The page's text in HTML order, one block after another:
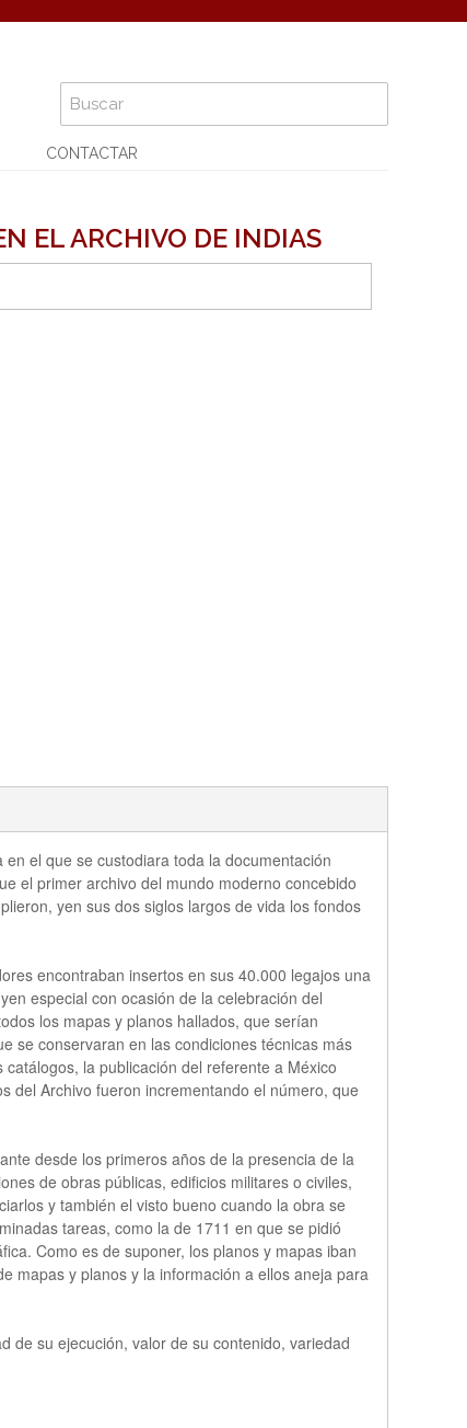
CONTACTAR
EL ARCHIVO DE INDIAS
el que se custodiara toda la documentación
el primer archivo del mundo moderno concebido
yen sus dos siglos largos de vida los fondos
encontraban insertos en sus 40.000 legajos una
especial con ocasión de la celebración del
los mapas y planos hallados, que serían
se conservaran en las condiciones técnicas más
la publicación del referente a México
del Archivo fueron incrementando el número, que
desde los primeros años de la presencia de la
de obras públicas, edificios militares o civiles,
y también el visto bueno cuando la obra se
tareas, como la de 1711 en que se pidió
Como es de suponer, los planos y mapas iban
mapas y planos y la información a ellos aneja para
de su ejecución, valor de su contenido, variedad